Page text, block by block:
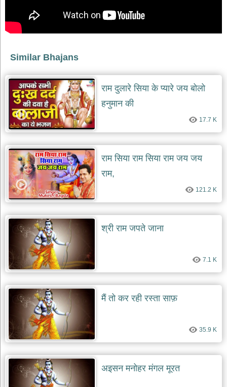
bhajans
गुरुदेव
gurudev
bhajans
विविध
भजन
miscellaneous
bhajans
विष्णु
भजन
vishnu
bhajans
बाबा
बालक
नाथ
भजन
balak
nath
bhajans
भक्ति
भजन
patriotic
खाटू
श्याम
भजन
khatu
shaym
bhajans
रानी
सती
Similar Bhajans
राम दुलारे सिया के प्यारे जय बोलो
हनुमान की
17.7 K
राम सिया राम सिया राम जय जय
राम,
121.2 K
श्री राम जपते जाना
7.1 K
मैं तो कर रही रस्ता साफ़
35.9 K
अइसन मनोहर मंगल मूरत